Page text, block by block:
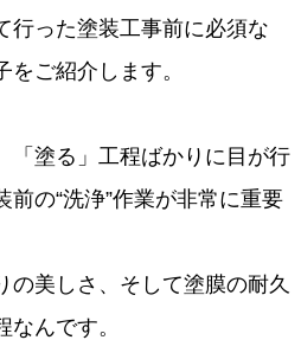
行った塗装工事前に必須な
をご紹介します。
「塗る」工程ばかりに目が行
前の“洗浄”作業が非常に重要
の美しさ、そして塗膜の耐久
んです。